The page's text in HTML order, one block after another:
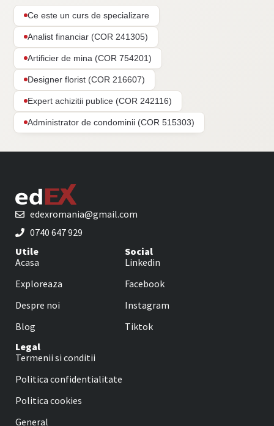
Ce este un curs de specializare
Analist financiar (COR 241305)
Artificier de mina (COR 754201)
Designer florist (COR 216607)
Expert achizitii publice (COR 242116)
Administrator de condominii (COR 515303)
edexromania@gmail.com
0740 647 929
Utile
Acasa
Exploreaza
Despre noi
Blog
Social
Linkedin
Facebook
Instagram
Tiktok
Legal
Termenii si conditii
Politica confidentialitate
Politica cookies
General